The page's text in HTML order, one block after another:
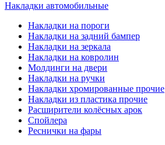
Накладки автомобильные
Накладки на пороги
Накладки на задний бампер
Накладки на зеркала
Накладки на ковролин
Молдинги на двери
Накладки на ручки
Накладки хромированные прочие
Накладки из пластика прочие
Расширители колёсных арок
Спойлера
Реснички на фары